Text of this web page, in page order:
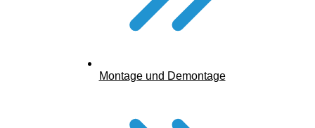
Montage und Demontage